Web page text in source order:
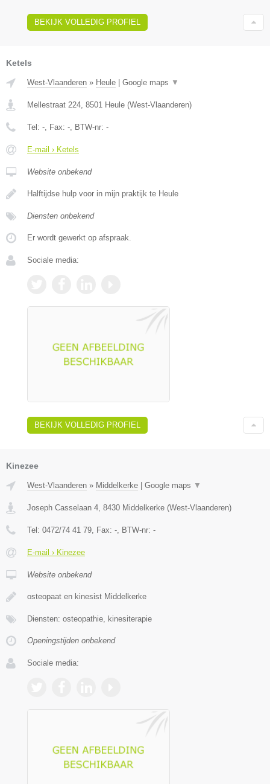
BEKIJK VOLLEDIG PROFIEL
Ketels
West-Vlaanderen » Heule Google maps ▼
Mellestraat 224, 8501 Heule (West-Vlaanderen)
Tel: -, Fax: -, BTW-nr: -
E-mail › Ketels
Website onbekend
Halftijdse hulp voor in mijn praktijk te Heule
Diensten onbekend
Er wordt gewerkt op afspraak.
Sociale media:
BEKIJK VOLLEDIG PROFIEL
Kinezee
West-Vlaanderen » Middelkerke Google maps ▼
Joseph Casselaan 4 8430 Middelkerke (West-Vlaanderen)
Tel: 0472/74 41 79 , Fax: - , BTW-nr: -
E-mail › Kinezee
Website onbekend
osteopaat en kinesist Middelkerke
Diensten: osteopathie, kinesiterapie
Openingstijden onbekend
Sociale media: